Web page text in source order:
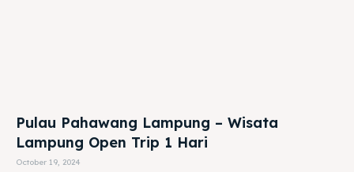
Pulau Pahawang Lampung – Wisata
Lampung Open Trip 1 Hari
October 19, 2024